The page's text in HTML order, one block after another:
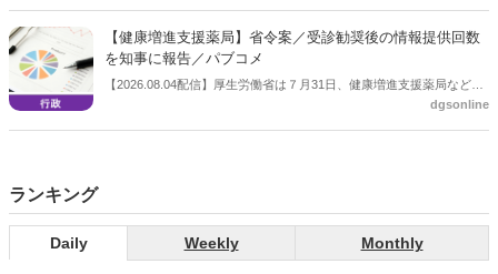
会等に報告し、令和８年秋頃を目途に結論を得る予定。
【健康増進支援薬局】省令案／受診勧奨後の情報提供回数
を知事に報告／パブコメ
【2026.08.04配信】厚生労働省は７月31日、健康増進支援薬局などに
関する省令案を示し、パブコメを開始した。受診勧奨を行った後に、
dgsonline
ランキング
Daily Weekly Monthly